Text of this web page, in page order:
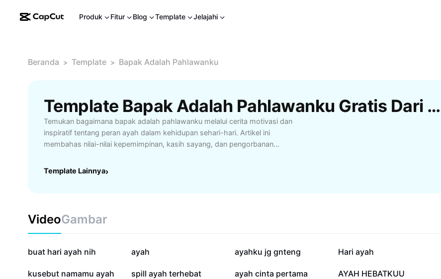
Produk Fitur Blog Template Jelajahi
Beranda > Template > Bapak Adalah Pahlawanku
Template Bapak Adalah Pahlawanku Gratis Dari CapCut
Temukan bagaimana bapak adalah pahlawanku melalui cerita motivasi dan
inspiratif tentang peran ayah dalam kehidupan sehari-hari. Artikel ini
membahas nilai-nilai kepemimpinan, kasih sayang, dan pengorbanan
inspirasi keluarga, mempererat hubungan dengan orang tua, atau mengenang
Template Lainnya›
VideoGambar
290,1 rb
buat hari ayah nih 187,2 rb
ayah 74,6 rb
ayahku jg gnteng 45,2 rb
Hari ayah
8,8 rb
kusebut namamu ayah 4,4 rb
spill ayah terhebat 3,5 rb
ayah cinta pertama 3,2 rb
AYAH HEBATKUU